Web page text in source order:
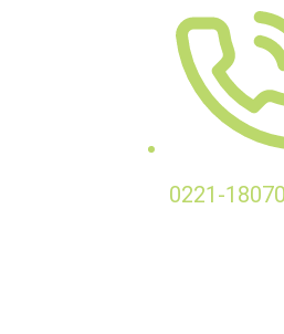
0221-18070